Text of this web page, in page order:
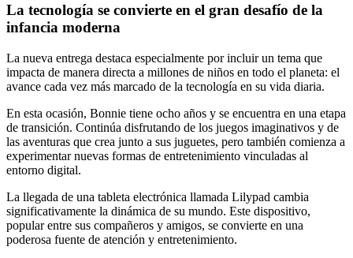
La tecnología se convierte en el gran desafío de la
infancia moderna
La nueva entrega destaca especialmente por incluir un tema que
impacta de manera directa a millones de niños en todo el planeta: el
avance cada vez más marcado de la tecnología en su vida diaria.
En esta ocasión, Bonnie tiene ocho años y se encuentra en una etapa
de transición. Continúa disfrutando de los juegos imaginativos y de
las aventuras que crea junto a sus juguetes, pero también comienza a
experimentar nuevas formas de entretenimiento vinculadas al
entorno digital.
La llegada de una tableta electrónica llamada Lilypad cambia
significativamente la dinámica de su mundo. Este dispositivo,
popular entre sus compañeros y amigos, se convierte en una
poderosa fuente de atención y entretenimiento.